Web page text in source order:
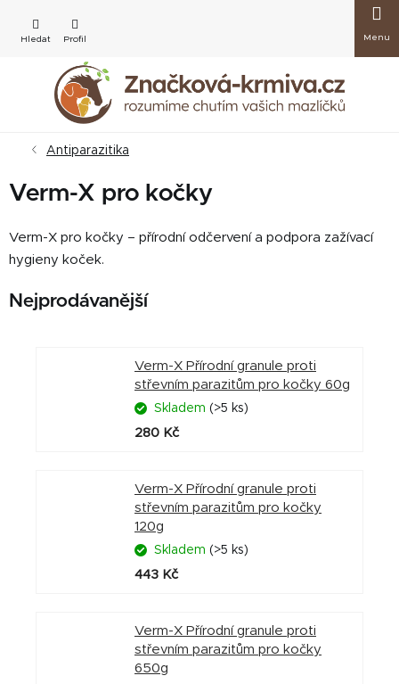
obsah
košík
Antiparazitika
Verm-X pro kočky
Verm-X pro kočky – přírodní odčervení a podpora zažívací
hygieny koček.
Nejprodávanější
Verm-X Přírodní granule proti
střevním parazitům pro kočky 60g
Skladem (>5 ks)
280 Kč
Verm-X Přírodní granule proti
střevním parazitům pro kočky
120g
Skladem (>5 ks)
443 Kč
Verm-X Přírodní granule proti
střevním parazitům pro kočky
650g